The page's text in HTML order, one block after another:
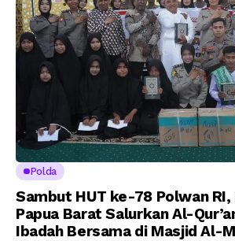
Polda
Sambut HUT ke-78 Polwan
Papua Barat Salurkan Al-
Ibadah Bersama di Masjid Al-